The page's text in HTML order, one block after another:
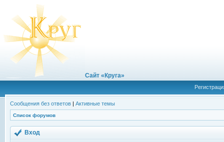
Сайт «Круга»
Сообщения без ответов | Активные темы
Список форумов
Вход